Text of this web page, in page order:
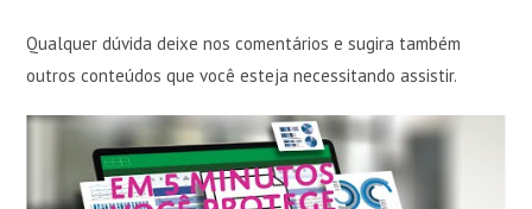
Qualquer dúvida deixe nos comentários e sugira também
outros conteúdos que você esteja necessitando assistir.